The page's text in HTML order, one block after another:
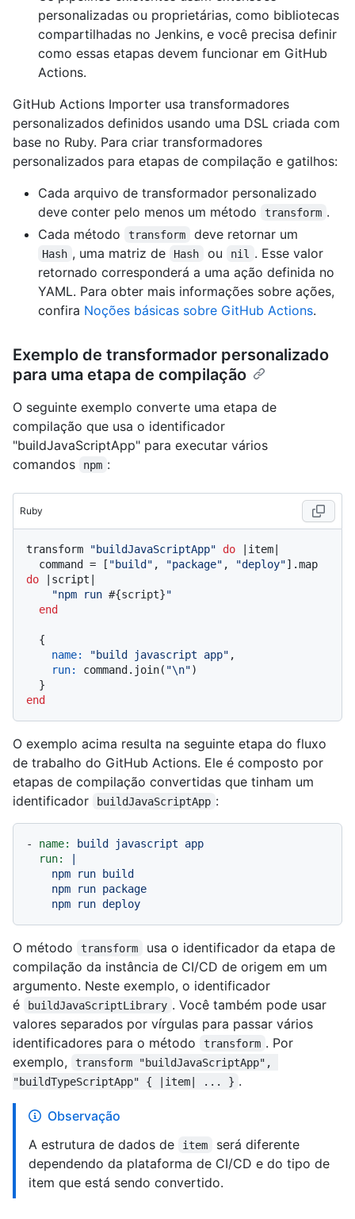
personalizadas ou proprietárias, como bibliotecas
compartilhadas no Jenkins, e você precisa definir
como essas etapas devem funcionar em GitHub
Actions.
GitHub Actions Importer usa transformadores
personalizados definidos usando uma DSL criada com
base no Ruby. Para criar transformadores
personalizados para etapas de compilação e gatilhos:
Cada arquivo de transformador personalizado
deve conter pelo menos um método
transform .
Cada método
transform deve retornar um
Hash , uma matriz de Hash ou nil
. Esse valor
retornado corresponderá a uma ação definida no
YAML. Para obter mais informações sobre ações,
confira Noções básicas sobre GitHub Actions.
Exemplo de transformador personalizado
para uma etapa de compilação
O seguinte exemplo converte uma etapa de
compilação que usa o identificador
"buildJavaScriptApp" para executar vários
comandos
npm :
Ruby
transform "buildJavaScriptApp" do | item|
  command = [
"build" , "package" , "deploy"
do | script |
"npm run #{script}"
end
name:
"build javascript app" ,
run:
command.join( "\n")
end
O exemplo acima resulta na seguinte etapa do fluxo
de trabalho do GitHub Actions. Ele é composto por
etapas de compilação convertidas que tinham um
identificador
buildJavaScriptApp :
- name: build javascript
app
run:
|
O método transform
usa o identificador da etapa de
compilação da instância de CI/CD de origem em um
argumento. Neste exemplo, o identificador
é
buildJavaScriptLibrary . Você também pode usar
valores separados por vírgulas para passar vários
identificadores para o método
transform . Por
exemplo,
transform "buildJavaScriptApp",
"buildTypeScriptApp" { |item| ... } .
Observação
A estrutura de dados de
item
será diferente
dependendo da plataforma de CI/CD e do tipo de
item que está sendo convertido.